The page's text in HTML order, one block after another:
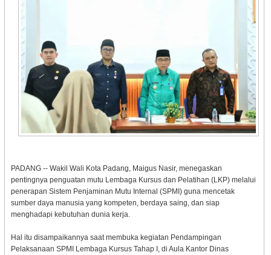
PADANG -- Wakil Wali Kota Padang, Maigus Nasir, menegaskan
pentingnya penguatan mutu Lembaga Kursus dan Pelatihan (LKP) melalui
penerapan Sistem Penjaminan Mutu Internal (SPMI) guna mencetak
sumber daya manusia yang kompeten, berdaya saing, dan siap
menghadapi kebutuhan dunia kerja.
Hal itu disampaikannya saat membuka kegiatan Pendampingan
Pelaksanaan SPMI Lembaga Kursus Tahap I, di Aula Kantor Dinas